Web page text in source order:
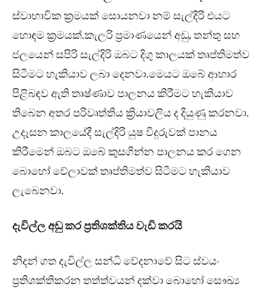
ස්වාභාවික ක්‍රමයක් සොයනවා නම් සැල්දිරි එයට
හොඳම ක්‍රමයක්.කැලරි ප්‍රමාණයෙන් අඩු, තන්තු සහ
ජලයෙන් සපිරි සැල්දිරි ඔබට දිගු කාලයක් තෘප්තිමත්ව
සිටීමට හැකියාව ලබා දෙනවා.මෙයට ඔබේ ආහාර
පිළිබඳව ඇති තෘෂ්ණාව පාලනය කිරීමට හැකියාව
තිබෙන අතර පරිවෘත්තිය ක්‍රියාවලිය ද දියුණු කරනවා.
උදෑසන කාලයේදී සැල්දිරි යුෂ වීදුරුවක් පානය
කිරීමෙන් ඔබට ඔබේ කුසගින්න පාලනය කර ගෙන
බොහෝ වේලාවක් තෘප්තිමත්ව සිටීමට හැකියාව
ලැබෙනවා.
දැවිල්ල අඩු කර ප්‍රතිශක්තිය වැඩි කරයි
නිදන් ගත දැවිල්ල සන්ධි වේදනාවේ සිට ස්වයං
ප්‍රතිශක්තිකරන තත්ත්වයන් දක්වා බොහෝ සෞඛ්‍ය